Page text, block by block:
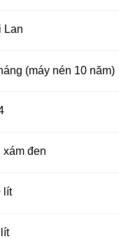
Lan
(máy nén 10 năm)
xám đen
lít